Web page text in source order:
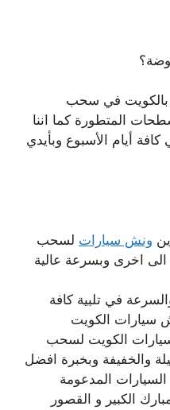
في سحب
المتطورة كما اننا
ساعة وفي كافة أيام الأسبوع وبأيدي
ونش سيارات لسحب
اخرى وبسرعة عالية
والسرعة في تلبية كافة
سيارات الكويت
الكويت لسحب
والخفيفة وبخبرة افضل
المدعومة
الكبير و القصور